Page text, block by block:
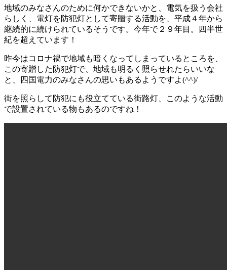
地域のみなさんのために何かできないかと、電気を扱う会社
らしく、電灯を防犯灯として寄贈する活動を、平成４年から
継続的に続けられているそうです。今年で２９年目。四半世
紀を超えています！
昨今はコロナ禍で地域も暗くなってしまっているところを、
この寄贈した防犯灯で、地域も明るく照らせれたらいいな
と、四国電力のみなさんの思いもあるようですよ(^^)/
街を照らして防犯にも役立てている街路灯、このような活動
で設置されている物もあるのですね！